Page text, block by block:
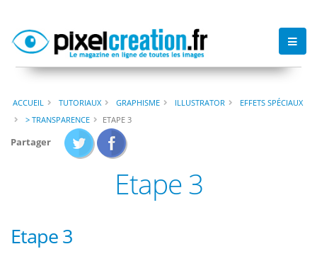
ACCUEIL TUTORIAUX GRAPHISME ILLUSTRATOR
EFFETS SPÉCIAUX
> TRANSPARENCE
ETAPE 3
Partager
Etape 3
Etape 3